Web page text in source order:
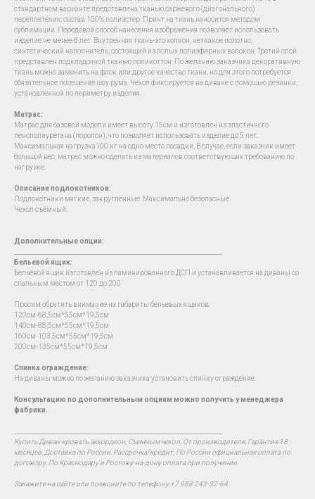
стандартном варианте представлена тканью саржевого (диагонального)
переплетения, состав 100% полиэстер. Принт на ткань наносится методом
сублимации. Передовой способ нанесения изображения позволяет использовать
изделие не менее 8 лет. Внутренняя ткань-это холкон, нетканое полотно,
синтетический наполнитель, состоящий из полых полиэфирных волокон. Третий слой
представлен подкладочной тканью поликоттон. По желанию заказчика декоративную
ткань можно заменить на флок или другое качество ткани, но для этого потребуется
обязательное посещение шоу рума. Чехол фиксируется на диване с помощью резинки,
установленной по периметру изделия.
Матрас:
Матрас для базовой модели имеет высоту 15см и изготовлен из эластичного
пенополиуретана (поролон), что позволяет использовать изделие до 5 лет.
Максимальная нагрузка100 кг на одно место посадки. В случае, если заказчик имеет
большой вес, матрас можно сделать из материалов соответствующих требованию по
нагрузке.
Описание подлокотников:
Подлокотники мягкие, закруглённые. Максимально безопасные.
Чехол съёмный.
Дополнительные опции:
Бельевой ящик:
Бельевой ящик изготовлен из ламинированного ДСП и устанавливается на диваны со
спальным местом от 120 до 200
Просим обратить внимание на габариты бельевых ящиков:
120см-68,5см*55см*19,5см
140см-88,5см*55см*19,5см
160см-103,5см*55см*19,5см
200см-135см*55см*19,5см
Спинка ограждение:
На диваны можно по желанию заказчика установить спинку ограждение.
Консультацию по дополнительным опциям можно получить у менеджера
фабрики.
Купить Диван-кровать аккордеон, Съемным чехол, От производителя, Гарантия 18
месяцев, Доставка по России. Рассрочка/кредит, По России официальная оплата по
договору, По Краснодару и Ростову-на-дону оплата при получении
Закажите на сайте или позвоните по телефону +7 988 243-32-64